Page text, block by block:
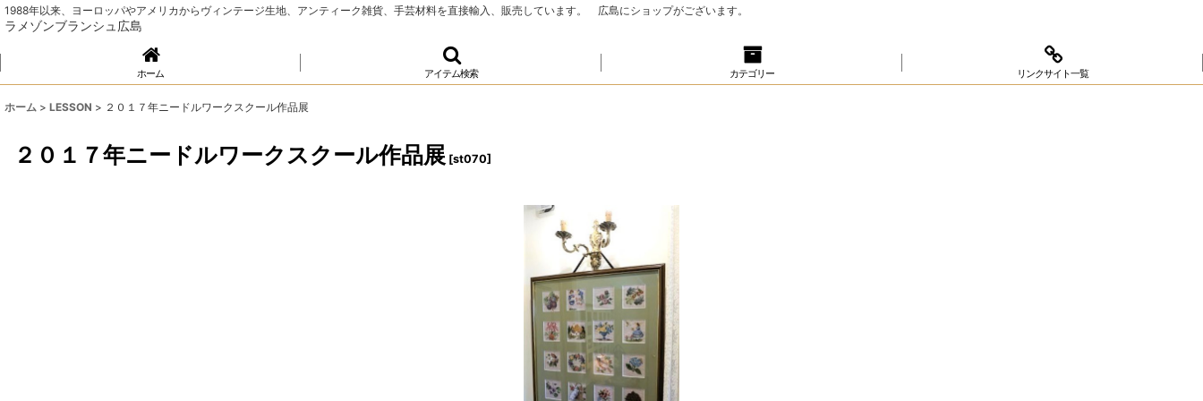
1988年以来、ヨーロッパやアメリカからヴィンテージ生地、アンティーク雑貨、手芸材料を直接輸入、販売しています。 広島にショップがございます。
ラメゾンブランシュ広島
ホーム アイテム検索 カテゴリー リンクサイト一覧
ホーム > LESSON > ２０１７年ニードルワークスクール作品展
２０１７年ニードルワークスクール作品展 [st070]